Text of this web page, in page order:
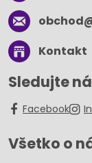
Kontakt
Sledujte
Facebook
Všetko o